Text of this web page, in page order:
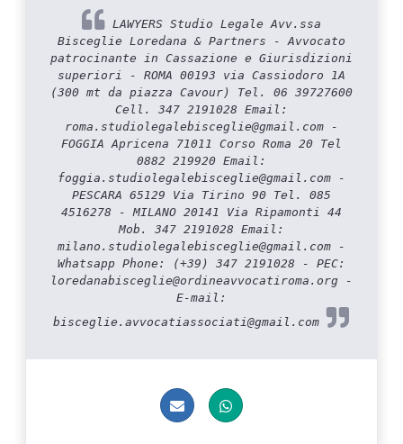
LAWYERS Studio Legale Avv.ssa
Bisceglie Loredana & Partners - Avvocato
patrocinante in Cassazione e Giurisdizioni
superiori - ROMA 00193 via Cassiodoro 1A
(300 mt da piazza Cavour) Tel. 06 39727600
Cell. 347 2191028 Email:
roma.studiolegalebisceglie@gmail.com -
FOGGIA Apricena 71011 Corso Roma 20 Tel
0882 219920 Email:
foggia.studiolegalebisceglie@gmail.com -
PESCARA 65129 Via Tirino 90 Tel. 085
4516278 - MILANO 20141 Via Ripamonti 44
Mob. 347 2191028 Email:
milano.studiolegalebisceglie@gmail.com -
Whatsapp Phone: (+39) 347 2191028 - PEC:
loredanabisceglie@ordineavvocatiroma.org -
E-mail:
bisceglie.avvocatiassociati@gmail.com